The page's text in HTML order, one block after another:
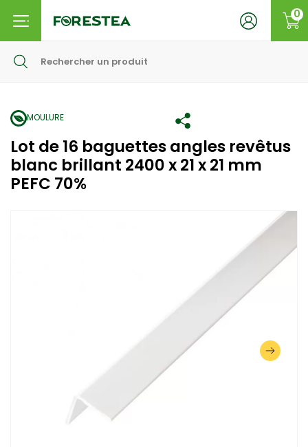
0
MOULURE
Lot de 16 baguettes angles revêtus
blanc brillant 2400 x 21 x 21 mm
PEFC 70%